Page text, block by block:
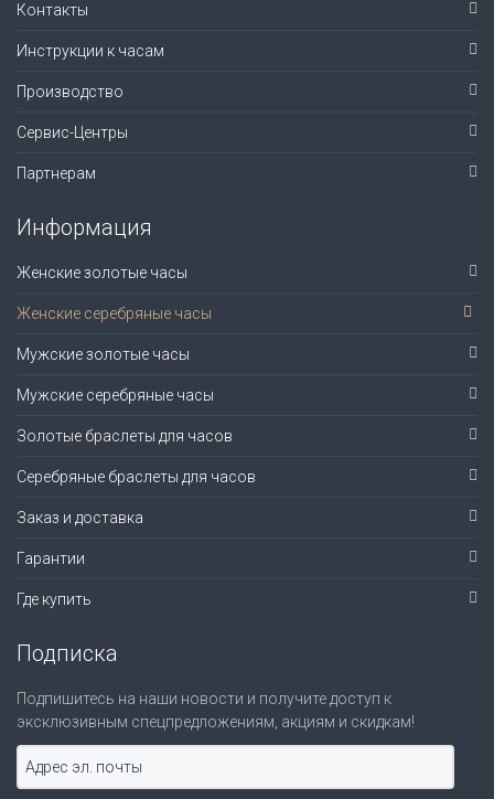
Контакты
Инструкции к часам
Производство
Сервис-Центры
Партнерам
Информация
Женские золотые часы
Женские серебряные часы
Мужские золотые часы
Мужские серебряные часы
Золотые браслеты для часов
Серебряные браслеты для часов
Заказ и доставка
Гарантии
Где купить
Подписка
Подпишитесь на наши новости и получите доступ к
эксклюзивным спецпредложениям, акциям и скидкам!